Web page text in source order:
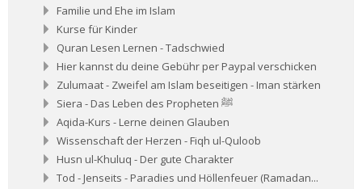
Familie und Ehe im Islam
Kurse für Kinder
Quran Lesen Lernen - Tadschwied
Hier kannst du deine Gebühr per Paypal verschicken
Zulumaat - Zweifel am Islam beseitigen - Iman stärken
Siera - Das Leben des Propheten ﷺ
Aqida-Kurs - Lerne deinen Glauben
Wissenschaft der Herzen - Fiqh ul-Quloob
Husn ul-Khuluq - Der gute Charakter
Tod - Jenseits - Paradies und Höllenfeuer (Ramadan...